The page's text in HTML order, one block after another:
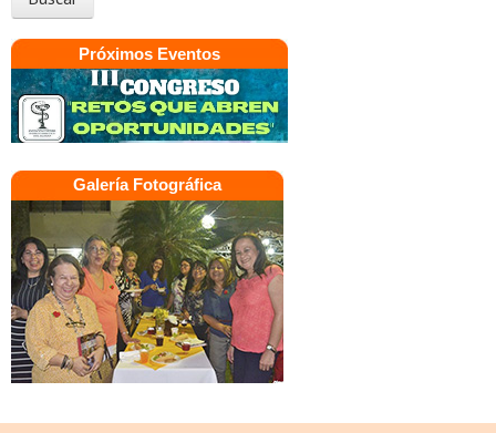
Próximos Eventos
Galería Fotográfica